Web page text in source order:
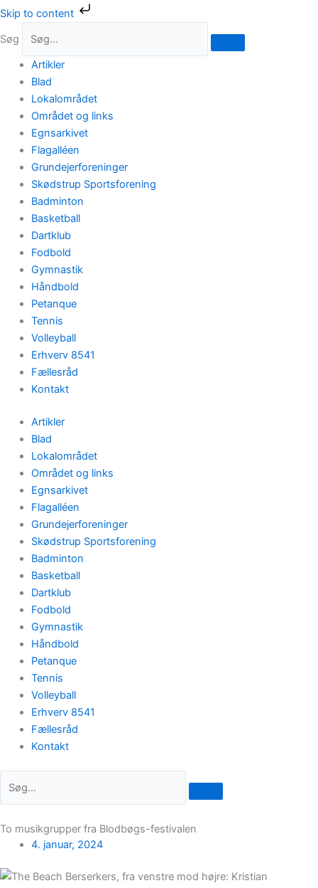
Skip to content
Gå
indholdet
Søg
Artikler
Blad
Lokalområdet
Området og links
Egnsarkivet
Flagalléen
Grundejerforeninger
Skødstrup Sportsforening
Badminton
Basketball
Dartklub
Fodbold
Gymnastik
Håndbold
Petanque
Tennis
Volleyball
Erhverv 8541
Fællesråd
Kontakt
Artikler
Blad
Lokalområdet
Området og links
Egnsarkivet
Flagalléen
Grundejerforeninger
Skødstrup Sportsforening
Badminton
Basketball
Dartklub
Fodbold
Gymnastik
Håndbold
Petanque
Tennis
Volleyball
Erhverv 8541
Fællesråd
Kontakt
To musikgrupper fra Blodbøgs-festivalen
4. januar, 2024